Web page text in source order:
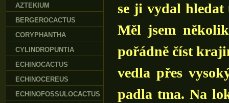
se ji vydal hledat
Měl jsem
pořádně číst
vedla přes
padla tma. Na
AZTEKIUM
BERGEROCACTUS
CORYPHANTHA
CYLINDROPUNTIA
ECHINOCACTUS
ECHINOCEREUS
ECHINOFOSSULOCACTUS